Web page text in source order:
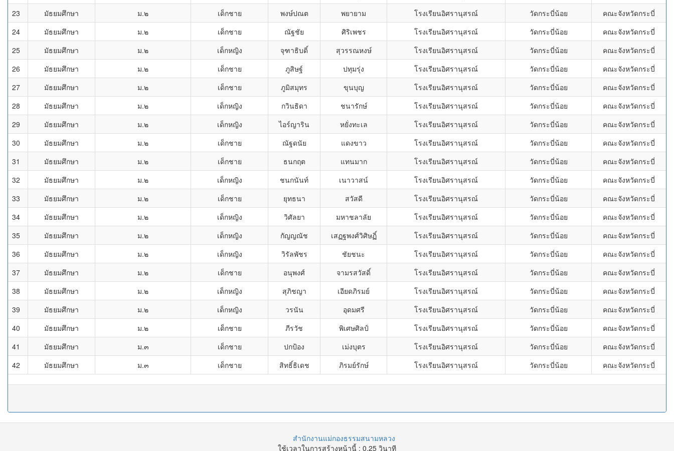
23
มัธยมศึกษา ม.๒ เด็กชาย พงษ์ปณต พยายาม โรงเรียนอิศรานุสรณ์ วัดกระบี่น้อย
คณะจังหวัดกระบี่
24
มัธยมศึกษา ม.๒ เด็กชาย ณัฐชัย ศิริเพชร โรงเรียนอิศรานุสรณ์ วัดกระบี่น้อย
คณะจังหวัดกระบี่
25
มัธยมศึกษา ม.๒ เด็กหญิง จุฑาธิบดิ์ สุวรรณหงษ์ โรงเรียนอิศรานุสรณ์ วัดกระบี่น้อย
คณะจังหวัดกระบี่
26
มัธยมศึกษา ม.๒ เด็กชาย ภูสิษฐ์ ปทุมรุ่ง โรงเรียนอิศรานุสรณ์ วัดกระบี่น้อย
คณะจังหวัดกระบี่
27
มัธยมศึกษา ม.๒ เด็กชาย ภูมิสมุทร ขุนบุญ โรงเรียนอิศรานุสรณ์ วัดกระบี่น้อย
คณะจังหวัดกระบี่
28
มัธยมศึกษา ม.๒ เด็กหญิง กวินธิดา ชนารักษ์ โรงเรียนอิศรานุสรณ์ วัดกระบี่น้อย
คณะจังหวัดกระบี่
29
มัธยมศึกษา ม.๒ เด็กหญิง ไอร์ญาริน หยั่งทะเล โรงเรียนอิศรานุสรณ์ วัดกระบี่น้อย
คณะจังหวัดกระบี่
30
มัธยมศึกษา ม.๒ เด็กชาย ณัฐดนัย แดงขาว โรงเรียนอิศรานุสรณ์ วัดกระบี่น้อย
คณะจังหวัดกระบี่
31
มัธยมศึกษา ม.๒ เด็กชาย ธนกฤต แทนมาก โรงเรียนอิศรานุสรณ์ วัดกระบี่น้อย
คณะจังหวัดกระบี่
32
มัธยมศึกษา ม.๒ เด็กหญิง ชนกนันท์ เนาวาสน์ โรงเรียนอิศรานุสรณ์ วัดกระบี่น้อย
คณะจังหวัดกระบี่
33
มัธยมศึกษา ม.๒ เด็กชาย ยุทธนา สวัสดี โรงเรียนอิศรานุสรณ์ วัดกระบี่น้อย
คณะจังหวัดกระบี่
34
มัธยมศึกษา ม.๒ เด็กหญิง วิศัลยา มหาชลาลัย โรงเรียนอิศรานุสรณ์ วัดกระบี่น้อย
คณะจังหวัดกระบี่
35
มัธยมศึกษา ม.๒ เด็กหญิง กัญญณัช เสฏฐพงศ์วิศิษฏิ์ โรงเรียนอิศรานุสรณ์ วัดกระบี่น้อย
คณะจังหวัดกระบี่
36
มัธยมศึกษา ม.๒ เด็กหญิง วิรัลพัชร ชัยชนะ โรงเรียนอิศรานุสรณ์ วัดกระบี่น้อย
คณะจังหวัดกระบี่
37
มัธยมศึกษา ม.๒ เด็กชาย อนุพงศ์ จามรสวัสดิ์ โรงเรียนอิศรานุสรณ์ วัดกระบี่น้อย
คณะจังหวัดกระบี่
38
มัธยมศึกษา ม.๒ เด็กหญิง สุภิชญา เอียดภิรมย์ โรงเรียนอิศรานุสรณ์ วัดกระบี่น้อย
คณะจังหวัดกระบี่
39
มัธยมศึกษา ม.๒ เด็กหญิง วรนัน อุดมศรี โรงเรียนอิศรานุสรณ์ วัดกระบี่น้อย
คณะจังหวัดกระบี่
40
มัธยมศึกษา ม.๒ เด็กชาย ภีรวัช พิเศษศิลป์ โรงเรียนอิศรานุสรณ์ วัดกระบี่น้อย
คณะจังหวัดกระบี่
41
มัธยมศึกษา ม.๓ เด็กชาย ปกป้อง เม่งบุตร โรงเรียนอิศรานุสรณ์ วัดกระบี่น้อย
คณะจังหวัดกระบี่
42
มัธยมศึกษา ม.๓ เด็กชาย สิทธิ์ธิเดช ภิรมย์รักษ์ โรงเรียนอิศรานุสรณ์ วัดกระบี่น้อย คณะจังหวัดกระบี่
สำนักงานแม่กองธรรมสนามหลวง
ใช้เวลาในการสร้างหน้านี้ : 0.25 วินาที